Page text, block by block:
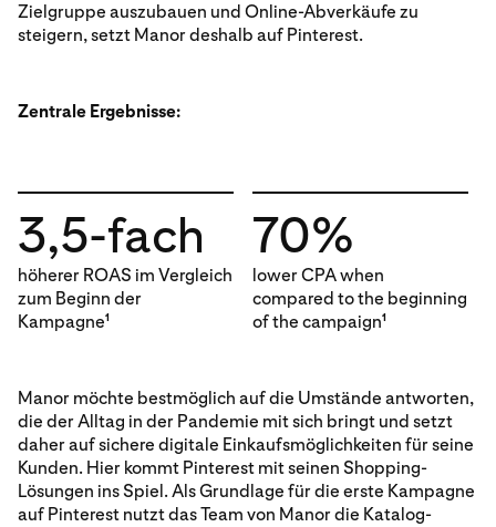
Zielgruppe auszubauen und Online-Abverkäufe zu
steigern, setzt Manor deshalb auf Pinterest.
Zentrale Ergebnisse:
3,5-fach
höherer ROAS im Vergleich
zum Beginn der
Kampagne1
70%
lower CPA when
compared to the beginning
of the campaign1
Manor möchte bestmöglich auf die Umstände antworten,
die der Alltag in der Pandemie mit sich bringt und setzt
daher auf sichere digitale Einkaufsmöglichkeiten für seine
Kunden. Hier kommt Pinterest mit seinen Shopping-
Lösungen ins Spiel. Als Grundlage für die erste Kampagne
auf Pinterest nutzt das Team von Manor die Katalog-